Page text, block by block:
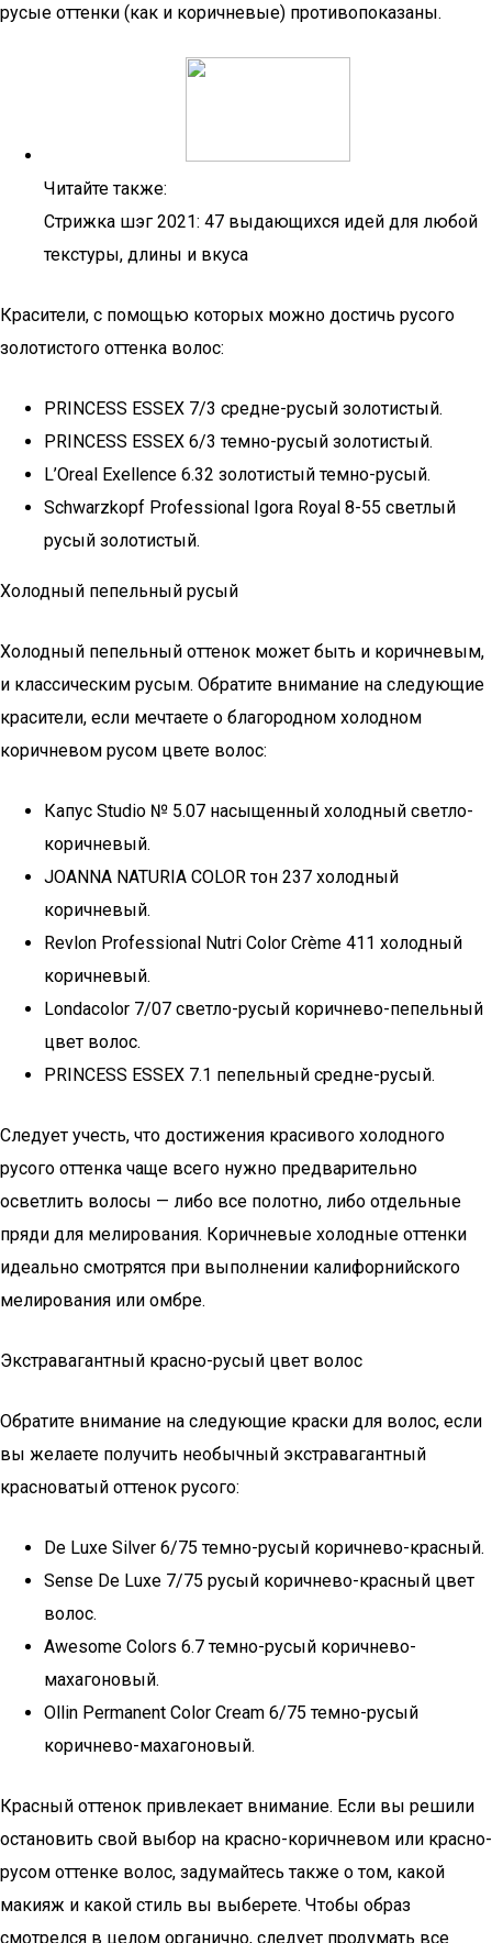
русые оттенки (как и коричневые) противопоказаны.
Читайте также:
Стрижка шэг 2021: 47 выдающихся идей для любой
текстуры, длины и вкуса
Красители, с помощью которых можно достичь русого
золотистого оттенка волос:
PRINCESS ESSEX 7/3 средне-русый золотистый.
PRINCESS ESSEX 6/3 темно-русый золотистый.
L’Oreal Exellence 6.32 золотистый темно-русый.
Schwarzkopf Professional Igora Royal 8-55 светлый
русый золотистый.
Холодный пепельный русый
Холодный пепельный оттенок может быть и коричневым,
и классическим русым. Обратите внимание на следующие
красители, если мечтаете о благородном холодном
коричневом русом цвете волос:
Капус Studio № 5.07 насыщенный холодный светло-
коричневый.
JOANNA NATURIA COLOR тон 237 холодный
коричневый.
Revlon Professional Nutri Color Crème 411 холодный
коричневый.
Londacolor 7/07 светло-русый коричнево-пепельный
цвет волос.
PRINCESS ESSEX 7.1 пепельный средне-русый.
Следует учесть, что достижения красивого холодного
русого оттенка чаще всего нужно предварительно
осветлить волосы — либо все полотно, либо отдельные
пряди для мелирования. Коричневые холодные оттенки
идеально смотрятся при выполнении калифорнийского
мелирования или омбре.
Экстравагантный красно-русый цвет волос
Обратите внимание на следующие краски для волос, если
вы желаете получить необычный экстравагантный
красноватый оттенок русого:
De Luxe Silver 6/75 темно-русый коричнево-красный.
Sense De Luxe 7/75 русый коричнево-красный цвет
волос.
Awesome Colors 6.7 темно-русый коричнево-
махагоновый.
Ollin Permanent Color Cream 6/75 темно-русый
коричнево-махагоновый.
Красный оттенок привлекает внимание. Если вы решили
остановить свой выбор на красно-коричневом или красно-
русом оттенке волос, задумайтесь также о том, какой
макияж и какой стиль вы выберете. Чтобы образ
смотрелся в целом органично, следует продумать все